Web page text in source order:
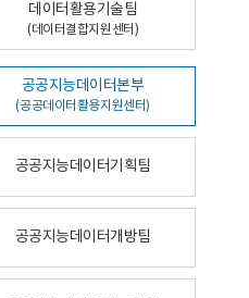
데이터활용기술팀
(데이터결합지원센터)
공공지능데이터본부
(공공데이터활용지원센터)
공공지능데이터기획팀
공공지능데이터개방팀